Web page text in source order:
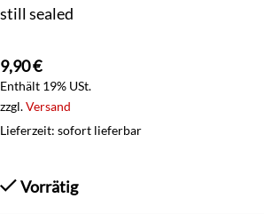
still sealed
9,90€
Enthält 19% USt.
zzgl.Versand
Lieferzeit: sofort lieferbar
Vorrätig